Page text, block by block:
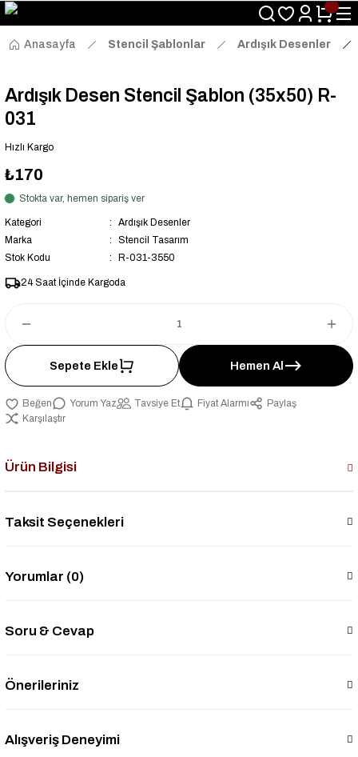
Size Özel "HG10" Kodu ile Sepette Hemen %10 İndirim Fırsatını
Kaçırmayın!
Anasayfa
Stencil Şablonlar Ardışık Desenler
Ardışık Desen Stencil Şablon (35x50) R-
031
Hızlı Kargo
₺170
Stokta var, hemen sipariş ver
Kategori
Ardışık Desenler
Marka
Stencil Tasarım
Stok Kodu
R-031-3550
24 Saat İçinde Kargoda
Sepete Ekle Hemen Al
Yorum Yaz Tavsiye Et Fiyat Alarmı
Paylaş
Karşılaştır
Ürün Bilgisi
Taksit Seçenekleri
Yorumlar (0)
Soru & Cevap
Önerileriniz
Alışveriş Deneyimi